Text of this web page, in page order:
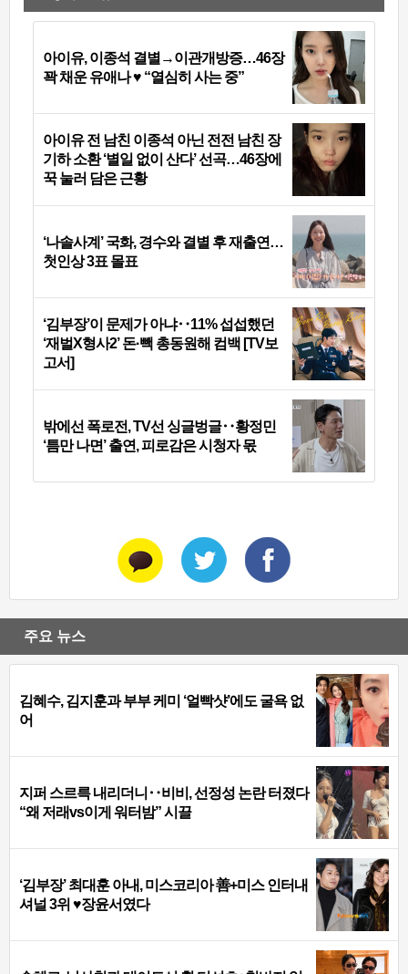
아이유, 이종석 결별→이관개방증…46장
꽉 채운 유애나 ♥ “열심히 사는 중”
아이유 전 남친 이종석 아닌 전전 남친 장
기하 소환 ‘별일 없이 산다’ 선곡…46장에
꾹 눌러 담은 근황
‘나솔사계’ 국화, 경수와 결별 후 재출연…
첫인상 3표 몰표
‘김부장’이 문제가 아냐‥11% 섭섭했던
‘재벌X형사2’ 돈·빽 총동원해 컴백 [TV보
고서]
밖에선 폭로전, TV선 싱글벙글‥황정민
‘틈만 나면’ 출연, 피로감은 시청자 몫
주요 뉴스
김혜수, 김지훈과 부부 케미 ‘얼빡샷’에도 굴욕 없
어
지퍼 스르륵 내리더니‥비비, 선정성 논란 터졌다
“왜 저래vs이게 워터밤” 시끌
‘김부장’ 최대훈 아내, 미스코리아 善+미스 인터내
셔널 3위 ♥장윤서였다